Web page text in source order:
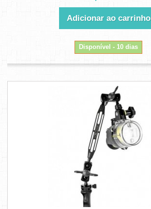
Adicionar ao carrinho
Disponível - 10 dias